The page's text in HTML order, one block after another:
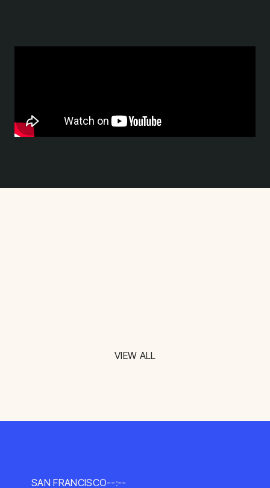
VIEW ALL
SAN FRANCISCO--:--